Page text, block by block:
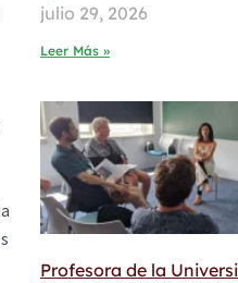
julio 29, 2026
Leer Más »
Profesora de la